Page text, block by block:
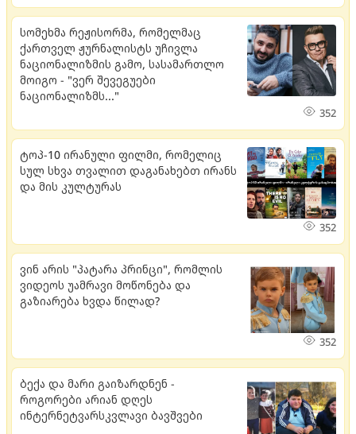
სომეხმა რეჟისორმა, რომელმაც
ქართველ ჟურნალისტს უჩივლა
ნაციონალიზმის გამო, სასამართლო
მოიგო - "ვერ შევეგუები
ნაციონალიზმს..."
352
ტოპ-10 ირანული ფილმი, რომელიც
სულ სხვა თვალით დაგანახებთ ირანს
და მის კულტურას
352
ვინ არის "პატარა პრინცი", რომლის
ვიდეოს უამრავი მოწონება და
გაზიარება ხვდა წილად?
352
ბექა და მარი გაიზარდნენ -
როგორები არიან დღეს
ინტერნეტვარსკვლავი ბავშვები